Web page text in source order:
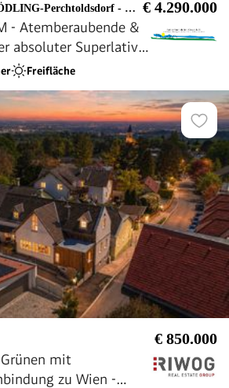
Perchtoldsdorf - WIEN € 4.290.000
- Atemberaubende &
absoluter Superlative
mit sensationellem
Freifläche
€ 850.000
mit
zu Wien -